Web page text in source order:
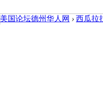
美国论坛德州华人网 › 西瓜拉